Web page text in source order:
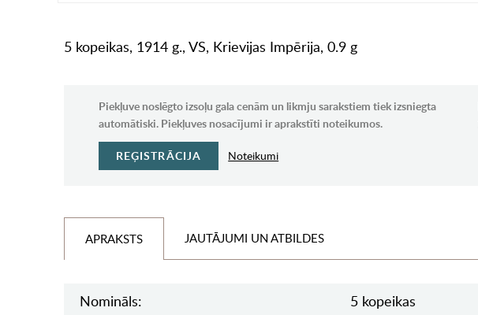
5 kopeikas, 1914 g., VS, Krievijas Impērija, 0.9 g
Piekļuve noslēgto izsoļu gala cenām un likmju sarakstiem tiek izsniegta
automātiski. Piekļuves nosacījumi ir aprakstīti noteikumos.
REĢISTRĀCIJA Noteikumi
APRAKSTS JAUTĀJUMI UN ATBILDES
Nomināls:
5 kopeikas